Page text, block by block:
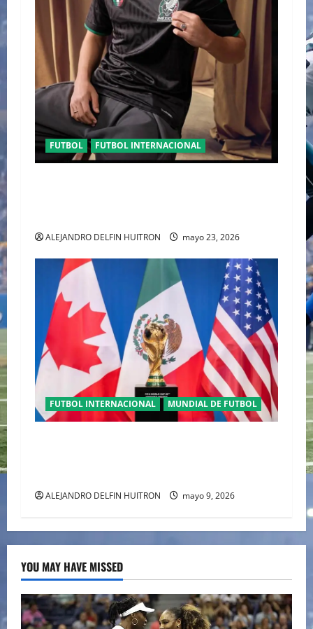
FUTBOL FUTBOL INTERNACIONAL
ALEJANDRO DELFIN HUITRON mayo 23, 2026
FUTBOL INTERNACIONAL MUNDIAL DE FUTBOL
ALEJANDRO DELFIN HUITRON mayo 9, 2026
YOU MAY HAVE MISSED